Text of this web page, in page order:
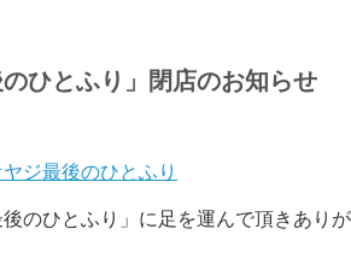
のひとふり」閉店のお知らせ
ヤジ最後のひとふり
のひとふり」に足を運んで頂きありが